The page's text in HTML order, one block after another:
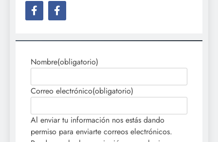
Nombre(obligatorio)
Correo electrónico(obligatorio)
Al enviar tu información nos estás dando
permiso para enviarte correos electrónicos.